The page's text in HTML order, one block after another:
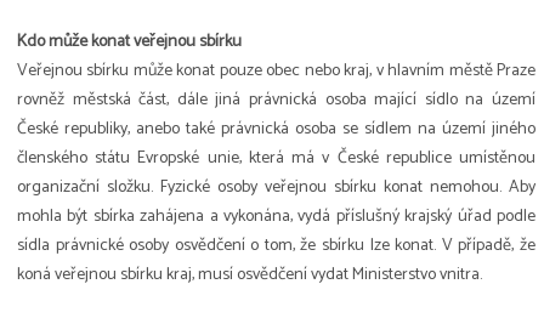
Kdo může konat veřejnou sbírku
Veřejnou sbírku může konat pouze obec nebo kraj, v hlavním městě Praze
rovněž městská část, dále jiná právnická osoba mající sídlo na území
České republiky, anebo také právnická osoba se sídlem na území jiného
členského státu Evropské unie, která má v České republice umístěnou
organizační složku. Fyzické osoby veřejnou sbírku konat nemohou. Aby
mohla být sbírka zahájena a vykonána, vydá příslušný krajský úřad podle
sídla právnické osoby osvědčení o tom, že sbírku lze konat. V případě, že
koná veřejnou sbírku kraj, musí osvědčení vydat Ministerstvo vnitra.